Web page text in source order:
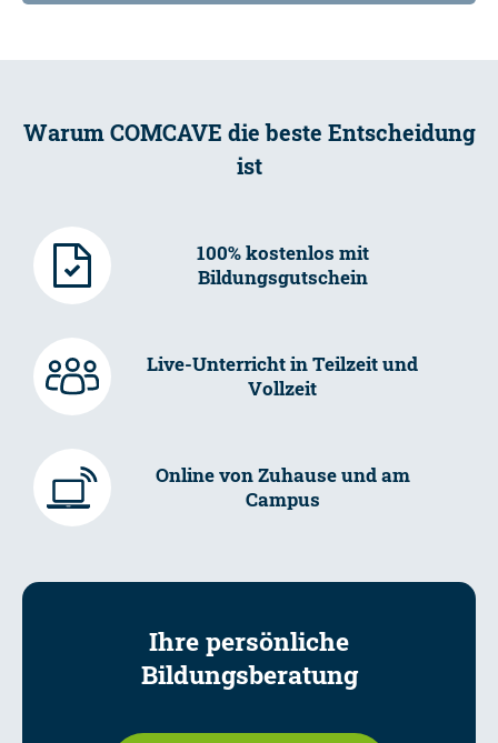
Warum COMCAVE die beste Entscheidung
ist
100% kostenlos mit
Bildungsgutschein
Live-Unterricht in Teilzeit und
Vollzeit
Online von Zuhause und am
Campus
Ihre persönliche
Bildungsberatung